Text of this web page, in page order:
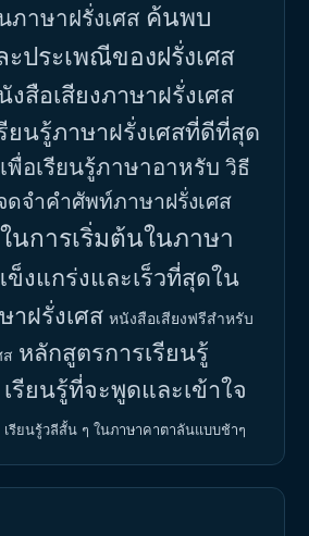
ภาษาฝรั่งเศส ค้นพบ
ประเพณีของฝรั่งเศส
สือเสียงภาษาฝรั่งเศส
ยนรู้ภาษาฝรั่งเศสที่ดีที่สุด
พื่อเรียนรู้ภาษาอาหรับ วิธี
ดจำคำศัพท์ภาษาฝรั่งเศส
นการเริ่มต้นในภาษา
งแกร่งและเร็วที่สุดใน
าฝรั่งเศส หนังสือเสียงฟรีสำหรับ
ส หลักสูตรการเรียนรู้
เรียนรู้ที่จะพูดและเข้าใจ
เรียนรู้วลีสั้น ๆ ในภาษาคาตาลันแบบช้าๆ